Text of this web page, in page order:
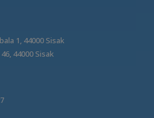
1, 44000 Sisak
44000 Sisak